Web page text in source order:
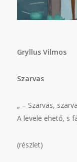
Gryllus Vilmos
Szarvas
„ – Szarvas,
A levele ehető, s
(részlet)